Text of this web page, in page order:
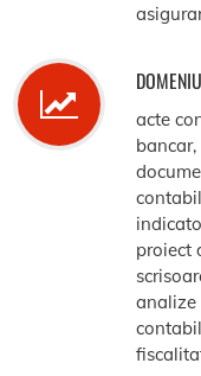
DOMENIU
acte
proiect
analize